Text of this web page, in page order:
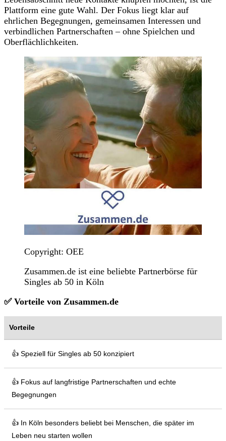
Plattform eine gute Wahl. Der Fokus liegt klar auf
ehrlichen Begegnungen, gemeinsamen Interessen und
verbindlichen Partnerschaften – ohne Spielchen und
Oberflächlichkeiten.
Copyright: OEE
Zusammen.de ist eine beliebte Partnerbörse für
Singles ab 50 in Köln
✅ Vorteile von Zusammen.de
Vorteile
👍 Speziell für Singles ab 50 konzipiert
👍 Fokus auf langfristige Partnerschaften und echte
Begegnungen
👍 In Köln besonders beliebt bei Menschen, die später im
Leben neu starten wollen